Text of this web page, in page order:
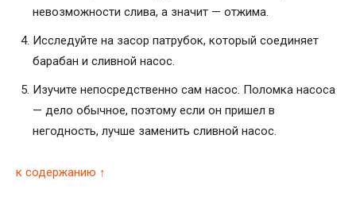
невозможности слива, а значит — отжима.
Исследуйте на засор патрубок, который соединяет
барабан и сливной насос.
Изучите непосредственно сам насос. Поломка насоса
— дело обычное, поэтому если он пришел в
негодность, лучше заменить сливной насос.
к содержанию ↑